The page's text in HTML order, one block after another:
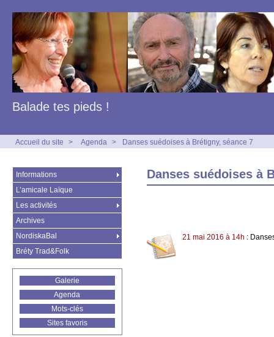
Balade tes pieds !
Accueil du site > Agenda > Danses suédoises à Brétigny, séance 7
Danses suédoises à
21 mai 2016 à 14h :
Informations
L’amicale Laïque
Les activités
Archives
NordiskaBal
Bréty Trad&Folk
Galerie
Agenda
Mots-clés
Sites favoris